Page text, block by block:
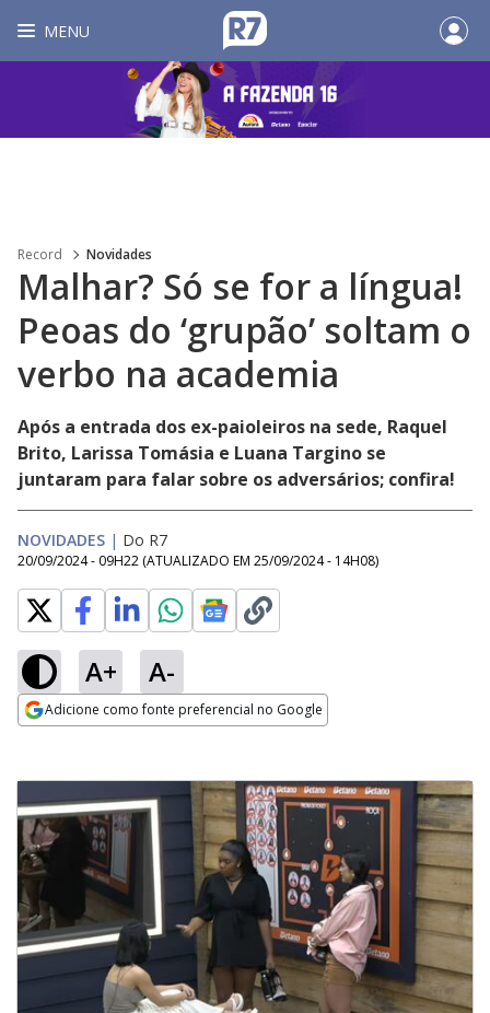
MENU
Record Novidades
Malhar? Só se for a língua!
Peoas do ‘grupão’ soltam o
verbo na academia
Após a entrada dos ex-paioleiros na sede, Raquel
Brito, Larissa Tomásia e Luana Targino se
juntaram para falar sobre os adversários; confira!
NOVIDADES | Do R7
20/09/2024 - 09H22 (ATUALIZADO EM 25/09/2024 - 14H08)
A+ A-
Adicione como fonte preferencial no Google